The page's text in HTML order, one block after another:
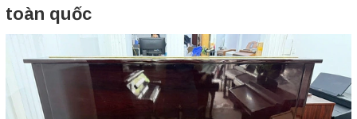
toàn quốc